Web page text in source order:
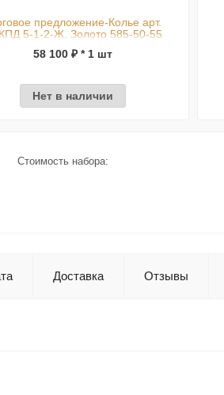
предложение-Колье арт.
5-1-2-Ж, Золото 585-50-55
58 100 ₽ * 1 шт
Нет в наличии
Стоимость набора:
Доставка Отзывы